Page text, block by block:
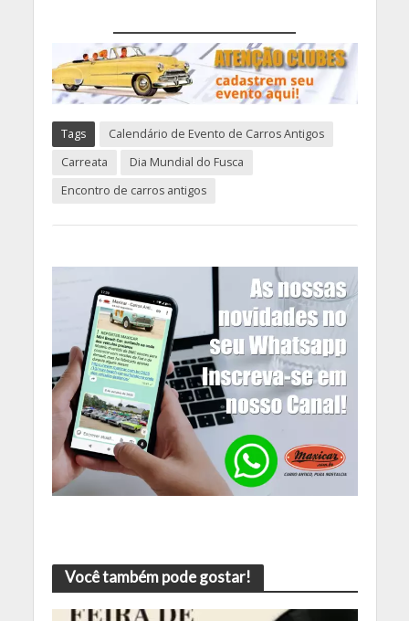
Tags
Calendário de Evento de Carros Antigos
Carreata
Dia Mundial do Fusca
Encontro de carros antigos
Você também pode gostar!